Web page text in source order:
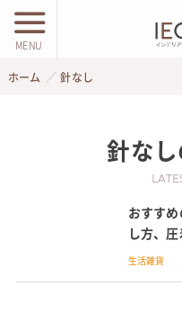
MENU
ホーム 針なし
針なし
おすす
し方、
生活雑貨